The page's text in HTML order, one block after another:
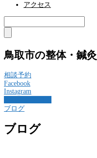
アクセス
鳥取市の整体・鍼灸
相談予約
Facebook
Instagram
ブログ
ブログ